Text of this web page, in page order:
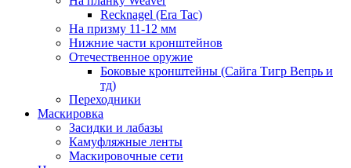
Recknagel (Era Tac)
На призму 11-12 мм
Нижние части кронштейнов
Отечественное оружие
Боковые кронштейны (Сайга Тигр Вепрь и
тд)
Переходники
Маскировка
Засидки и лабазы
Камуфляжные ленты
Маскировочные сети